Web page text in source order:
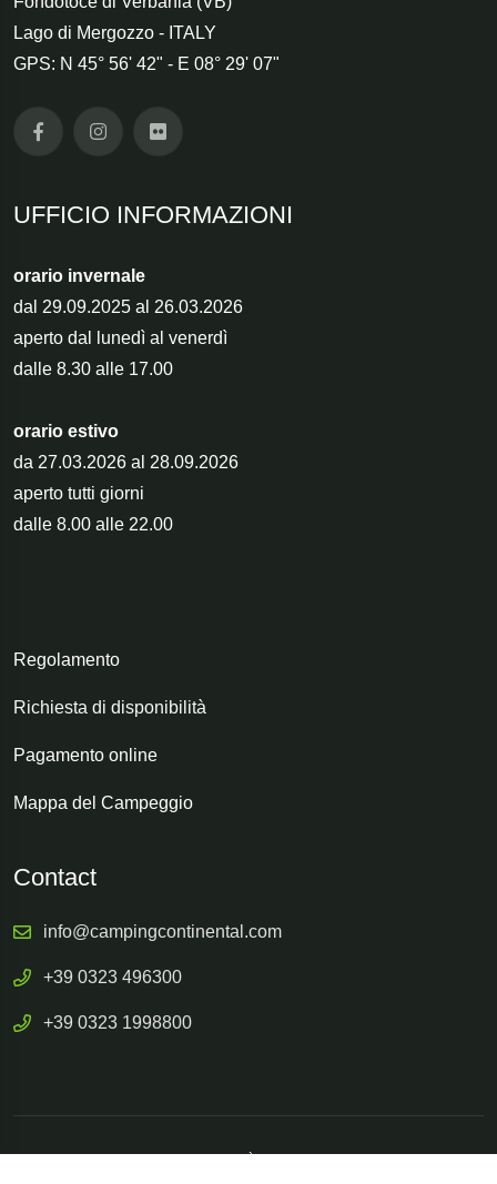
Lago di Mergozzo - ITALY
GPS: N 45° 56' 42" - E 08° 29' 07"
UFFICIO INFORMAZIONI
orario invernale
dal 29.09.2025 al 26.03.2026
aperto dal lunedì al venerdì
dalle 8.30 alle 17.00
orario estivo
da 27.03.2026 al 28.09.2026
aperto tutti giorni
dalle 8.00 alle 22.00
Regolamento
Richiesta di disponibilità
Pagamento online
Mappa del Campeggio
Contact
info@campingcontinental.com
+39 0323 496300
+39 0323 1998800